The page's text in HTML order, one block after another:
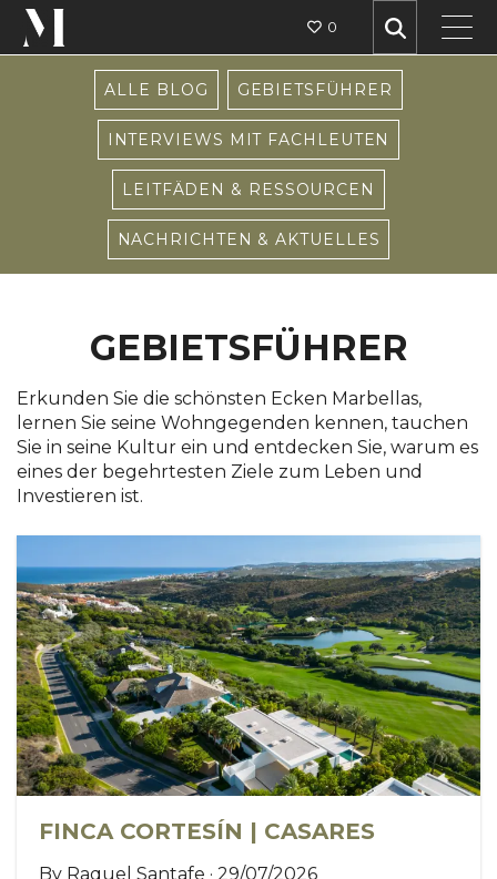
0
ALLE BLOG GEBIETSFÜHRER
INTERVIEWS MIT FACHLEUTEN
LEITFÄDEN & RESSOURCEN
NACHRICHTEN & AKTUELLES
GEBIETSFÜHRER
Erkunden Sie die schönsten Ecken Marbellas,
lernen Sie seine Wohngegenden kennen, tauchen
Sie in seine Kultur ein und entdecken Sie, warum es
eines der begehrtesten Ziele zum Leben und
Investieren ist.
FINCA CORTESÍN | CASARES
By Raquel Santafe · 29/07/2026